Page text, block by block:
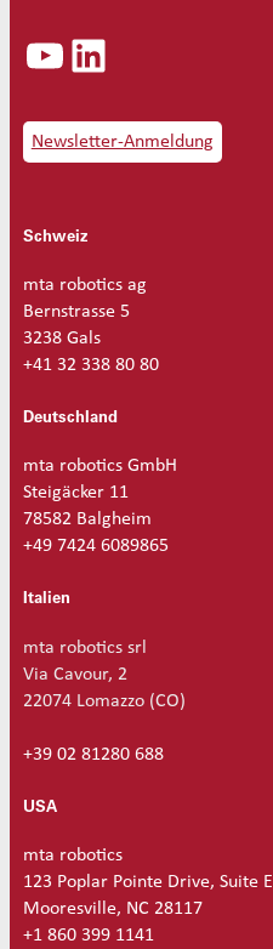
YouTube LinkedIn
Newsletter-Anmeldung
Schweiz
mta robotics ag
Bernstrasse 5
3238 Gals
+41 32 338 80 80
Deutschland
mta robotics GmbH
Steigäcker 11
78582 Balgheim
+49 7424 6089865
Italien
mta robotics srl
Via Cavour, 2
22074 Lomazzo (CO)
+39 02 81280 688
USA
mta robotics
123 Poplar Pointe Drive, Suite E
Mooresville, NC 28117
+1 860 399 1141